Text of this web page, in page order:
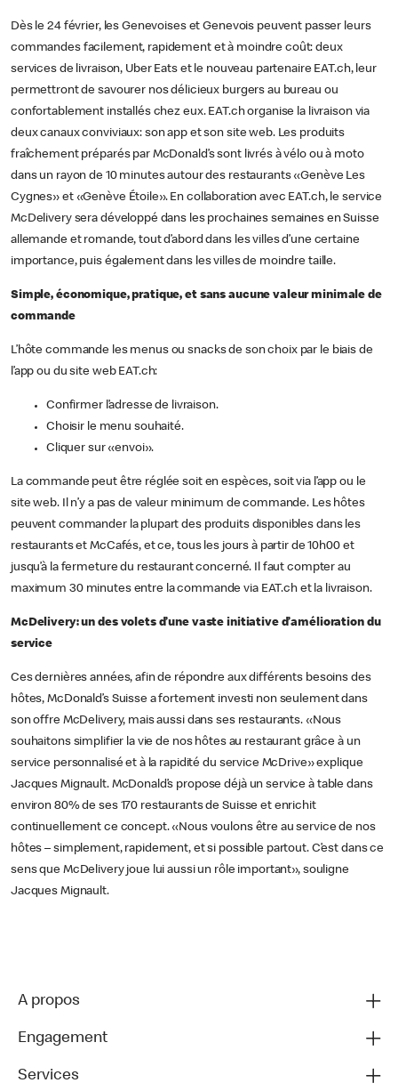
Dès le 24 février, les Genevoises et Genevois peuvent passer leurs
commandes facilement, rapidement et à moindre coût: deux
services de livraison, Uber Eats et le nouveau partenaire EAT.ch, leur
permettront de savourer nos délicieux burgers au bureau ou
confortablement installés chez eux. EAT.ch organise la livraison via
deux canaux conviviaux: son app et son site web. Les produits
fraîchement préparés par McDonald’s sont livrés à vélo ou à moto
dans un rayon de 10 minutes autour des restaurants «Genève Les
Cygnes» et «Genève Étoile». En collaboration avec EAT.ch, le service
McDelivery sera développé dans les prochaines semaines en Suisse
allemande et romande, tout d’abord dans les villes d’une certaine
importance, puis également dans les villes de moindre taille.
Simple, économique, pratique, et sans aucune valeur minimale de
commande
L’hôte commande les menus ou snacks de son choix par le biais de
l’app ou du site web EAT.ch:
Confirmer l’adresse de livraison.
Choisir le menu souhaité.
Cliquer sur «envoi».
La commande peut être réglée soit en espèces, soit via l’app ou le
site web. Il n’y a pas de valeur minimum de commande. Les hôtes
peuvent commander la plupart des produits disponibles dans les
restaurants et McCafés, et ce, tous les jours à partir de 10h00 et
jusqu’à la fermeture du restaurant concerné. Il faut compter au
maximum 30 minutes entre la commande via EAT.ch et la livraison.
McDelivery: un des volets d’une vaste initiative d’amélioration du
service
Ces dernières années, afin de répondre aux différents besoins des
hôtes, McDonald’s Suisse a fortement investi non seulement dans
son offre McDelivery, mais aussi dans ses restaurants. «Nous
souhaitons simplifier la vie de nos hôtes au restaurant grâce à un
service personnalisé et à la rapidité du service McDrive» explique
Jacques Mignault. McDonald’s propose déjà un service à table dans
environ 80% de ses 170 restaurants de Suisse et enrichit
continuellement ce concept. «Nous voulons être au service de nos
hôtes – simplement, rapidement, et si possible partout. C’est dans ce
sens que McDelivery joue lui aussi un rôle important», souligne
Jacques Mignault.
A propos
Engagement
Services